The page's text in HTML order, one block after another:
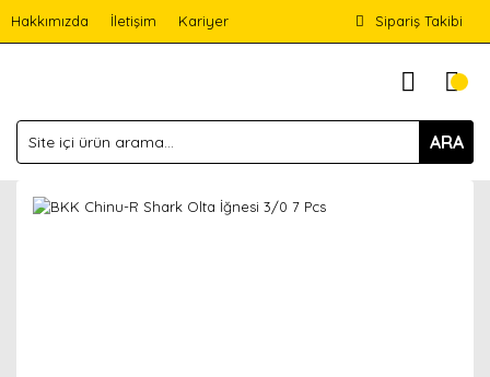
Hakkımızda İletişim Kariyer Sipariş Takibi
ARA